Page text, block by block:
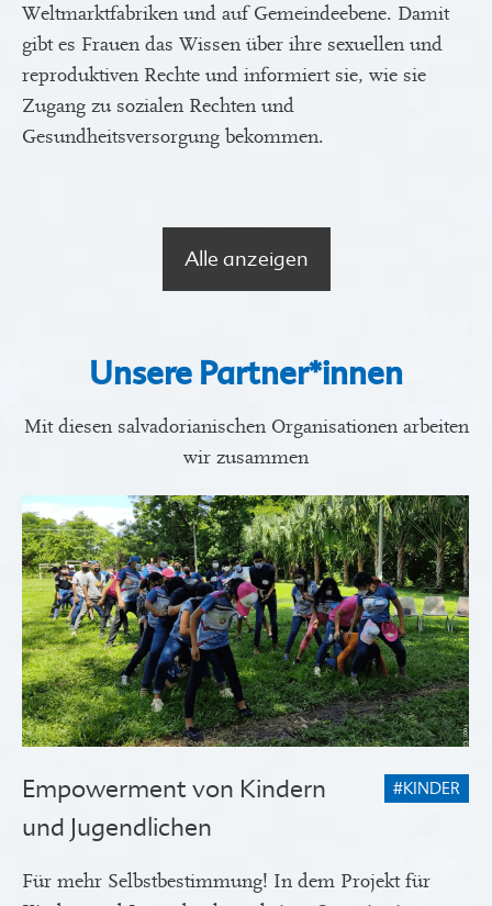
Weltmarktfabriken und auf Gemeindeebene. Damit
gibt es Frauen das Wissen über ihre sexuellen und
reproduktiven Rechte und informiert sie, wie sie
Zugang zu sozialen Rechten und
Gesundheitsversorgung bekommen.
Alle anzeigen
Unsere Partner*innen
Mit diesen salvadorianischen Organisationen arbeiten
wir zusammen
#KINDER
Empowerment von Kindern
und Jugendlichen
Für mehr Selbstbestimmung! In dem Projekt für